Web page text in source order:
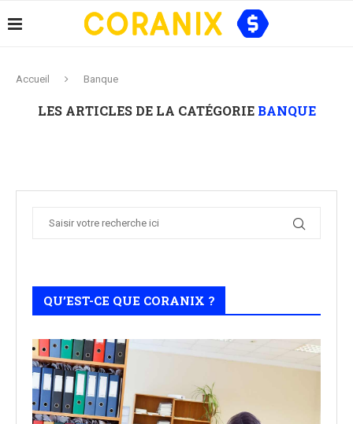
Accueil Banque
LES ARTICLES DE LA CATÉGORIE BANQUE
QU’EST-CE QUE CORANIX ?